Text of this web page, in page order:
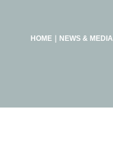
HOME｜ NEWS & MEDIA